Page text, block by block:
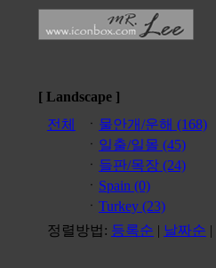
[ Landscape ]
전체
ㆍ 물안개/운해 (168)
ㆍ 일출/일몰 (45)
ㆍ 들판/목장 (24)
ㆍ Spain (0)
ㆍ Turkey (23)
정렬방법: 등록순 | 날짜순 |